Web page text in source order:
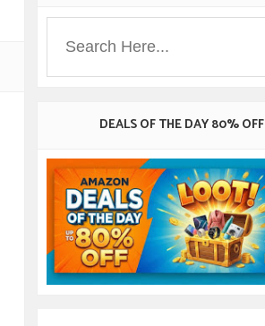
DEALS OF THE DAY 80% OFF